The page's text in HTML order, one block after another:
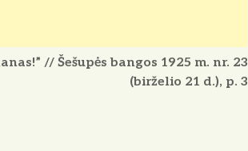
// Šešupės bangos 1925 m. nr. 23
(birželio 21 d.), p. 3